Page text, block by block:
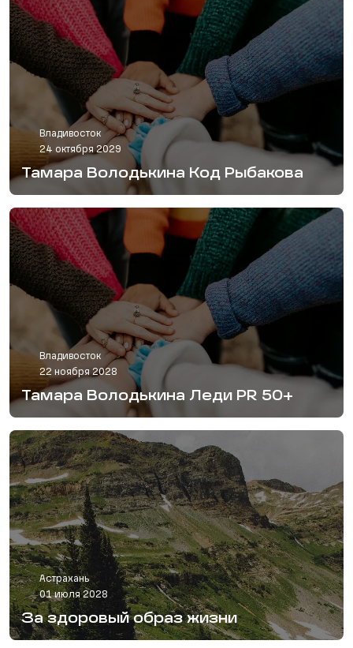
Владивосток
24 октября 2029
Тамара Володькина Код Рыбакова
Владивосток
22 ноября 2028
Тамара Володькина Леди PR 50+
Астрахань
01 июля 2028
За здоровый образ жизни